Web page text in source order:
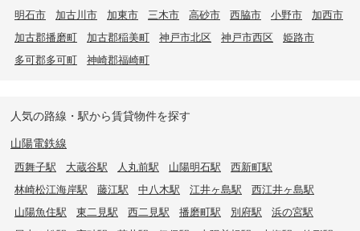
明石市 加古川市 加東市 三木市 高砂市 西脇市 小野市
加西市
加古郡播磨町
加古郡稲美町 神戸市北区 神戸市西区
姫路市
多可郡多可町
神崎郡福崎町
人気の路線・駅から賃貸物件を探す
山陽電鉄線
西舞子駅 大蔵谷駅 人丸前駅 山陽明石駅
西新町駅
林崎松江海岸駅
藤江駅 中八木駅 江井ヶ島駅
西江井ヶ島駅
山陽魚住駅
東二見駅 西二見駅 播磨町駅 別府駅
浜の宮駅